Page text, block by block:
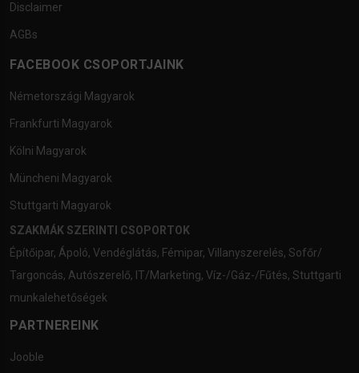
Disclaimer
AGBs
FACEBOOK CSOPORTJAINK
Németországi Magyarok
Frankfurti Magyarok
Kölni Magyarok
Müncheni Magyarok
Stuttgarti Magyarok
SZAKMÁK SZERINTI CSOPORTOK
Építőipar, Ápoló, Vendéglátás, Fémipar, Villanyszerelés, Sofőr/
Targoncás, Autószerelő, IT/Marketing, Víz-/Gáz-/Fűtés, Stuttgarti
munkalehetőségek
PARTNEREINK
Jooble